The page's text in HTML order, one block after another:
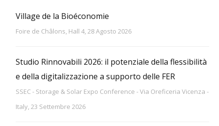
Village de la Bioéconomie
Foire de Châlons, Hall 4, 28 Agosto 2026
Studio Rinnovabili 2026: il potenziale della flessibilità
e della digitalizzazione a supporto delle FER
SSEC - Storage & Solar Expo Conference - Via Oreficeria Vicenza -
Italy, 23 Settembre 2026